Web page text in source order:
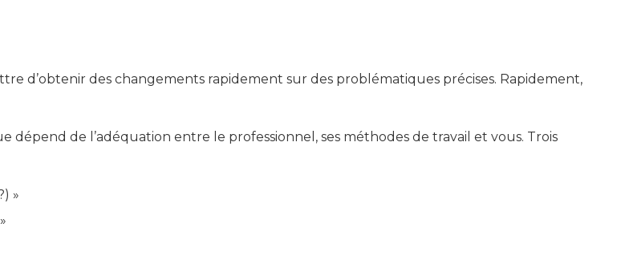
d’obtenir des changements rapidement sur des problématiques précises. Rapidement,
dépend de l’adéquation entre le professionnel, ses méthodes de travail et vous. Trois
»